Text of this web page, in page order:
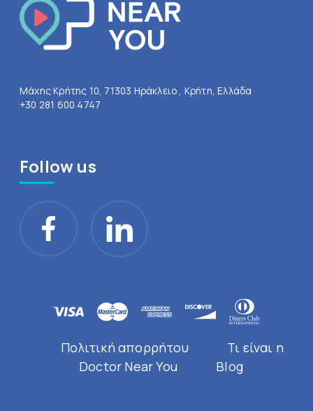
Μάχης Κρήτης 10, 71303 Ηράκλειο , Κρήτη, Ελλάδα
+30 281 600 4747
Follow us
Πολιτική απορρήτου
Τι είναι η
Doctor Near You
Blog